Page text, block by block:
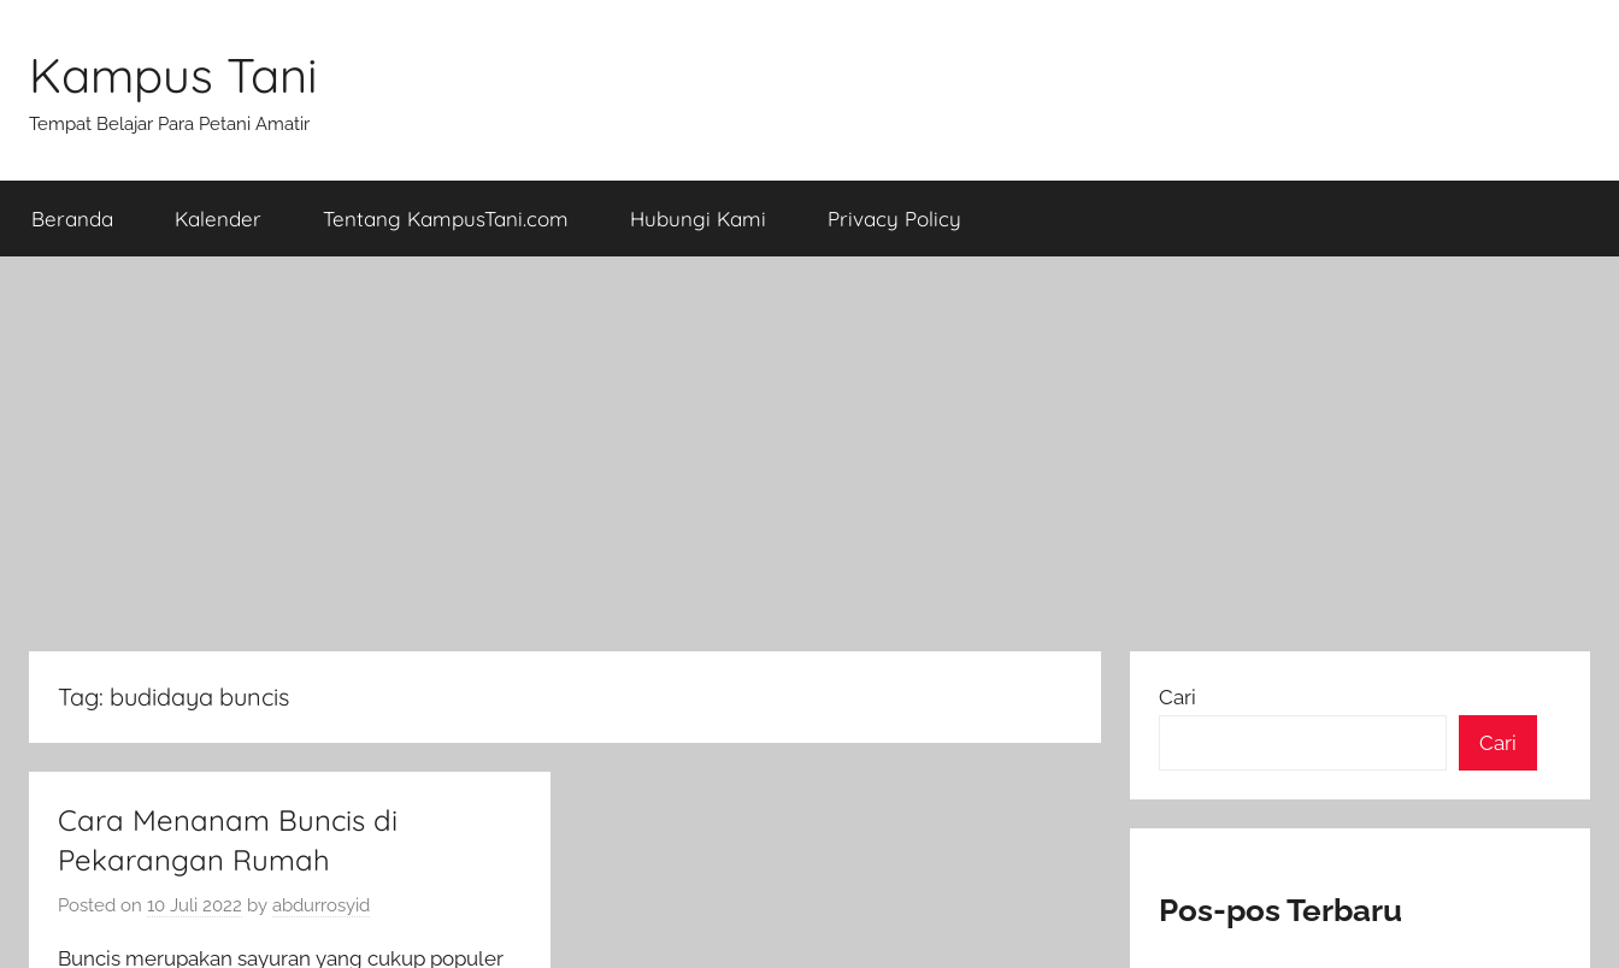
content
Kampus Tani
Tempat Belajar Para Petani Amatir
Beranda Kalender Tentang KampusTani.com Hubungi Kami Privacy Policy
Tag: budidaya buncis
Cara Menanam Buncis di
Pekarangan Rumah
Posted on 10 Juli 2022 by abdurrosyid
Buncis merupakan sayuran yang cukup populer
Cari
Cari
Pos-pos Terbaru